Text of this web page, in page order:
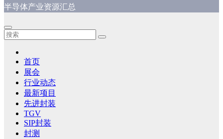
半导体产业资源汇总
首页
展会
行业动态
最新项目
先进封装
TGV
SIP封装
封测